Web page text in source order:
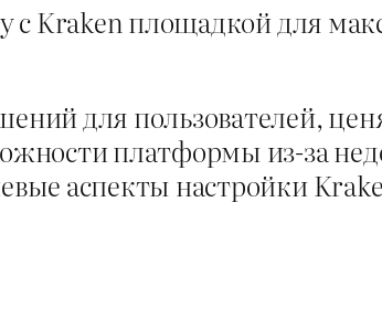
с Kraken площадкой для
для пользователей,
платформы из-за
аспекты настройки